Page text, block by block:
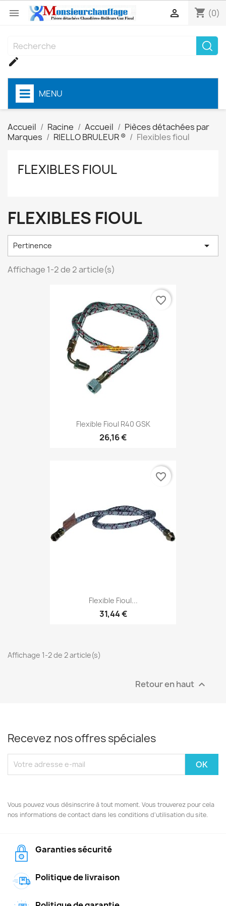
 shopping_cart (0)


MENU
Accueil Racine Accueil
Pièces détachées par
Marques
RIELLO BRULEUR ® Flexibles fioul
FLEXIBLES FIOUL
FLEXIBLES FIOUL
Pertinence 
Affichage 1-2 de 2 article(s)
Flexible Fioul R40 GSK
26,16 €
favorite_border
Flexible Fioul...
31,44 €
favorite_border
Affichage 1-2 de 2 article(s)
Retour en haut 
Recevez nos offres spéciales
Vous pouvez vous désinscrire à tout moment. Vous trouverez pour cela
nos informations de contact dans les conditions d'utilisation du site.
Garanties sécurité
Politique de livraison